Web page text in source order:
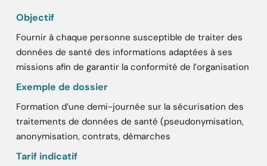
Objectif
Fournir à chaque personne susceptible de traiter des
données de santé des informations adaptées à ses
missions afin de garantir la conformité de l’organisation
Exemple de dossier
Formation d’une demi-journée sur la sécurisation des
traitements de données de santé (pseudonymisation,
anonymisation, contrats, démarches
Tarif indicatif